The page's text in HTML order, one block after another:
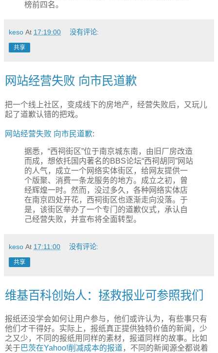
榜前四名。
keso At 17:19:00 没有评论:
共享
网站经营失败 向市民道歉
把一个线上社区，变成线下的房地产，经营失败后，又玩儿
起了道歉认错的把戏。
网站经营失败 向市民道歉:
据悉，“西祠街区”位于南京城东南，由旧厂房改造
而成，想依托国内著名的BBS论坛“西祠胡同”网站
的人气，成立一个网络实体街区，给网友提供一
个版聚、消费一条龙服务的地方。成立之初，曾
经辉煌一时。然而，没过多久，各种网络实体店
在南京四处开花，西祠街区也逐渐走向没落。于
是，该街区举办了一个专门的道歉仪式，承认自
己经营失败，并宣布将全面转型。
keso At 17:11:00 没有评论:
共享
维基百科创始人：拯救报业可参照我们
报纸还没学会如何让用户参与，他们或许认为，有些事只有
他们才干得好。实际上，报纸真正提供独特价值的新闻，少
之又少，不同的报纸用同样的素材，报道同样的故事。比如
关于 巴茨在Yahoo!削减成本的报道，不同的新闻源全都说着